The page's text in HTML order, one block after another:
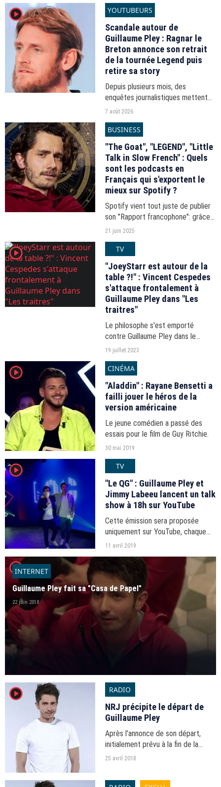
player2 YOUTUBEURS
Scandale autour de
Guillaume Pley : Ragnar le
Breton annonce son retrait
de la tournée Legend puis
retire sa story
Depuis plusieurs mois, des
enquêtes journalistiques mettent
en lumière les dérives du projet
Guillaume Pley.
7 août 2026
BUSINESS
"The Goat", "LEGEND", "Little
Talk in Slow French" : Quels
sont les podcasts en
Français qui s'exportent le
mieux sur Spotify ?
Spotify vient tout juste de publier
son "Rapport francophone": grâce à
l'analyse de ses données, la
révéler quels sont les artistes et
21 juin 2025
player2 TV
"JoeyStarr est autour de la
table ?!" : Vincent Cespedes
s'attaque frontalement à
Guillaume Pley dans "Les
traitres"
Le philosophe s'est emporté
contre Guillaume Pley dans le
divertissement de M6.
19 juillet 2023
player2 CINÉMA
"Aladdin" : Rayane Bensetti a
failli jouer le héros de la
version américaine
Le jeune comédien a passé des
essais pour le film de Guy Ritchie.
30 mai 2019
player2 TV
"Le QG" : Guillaume Pley et
Jimmy Labeeu lancent un talk
show à 18h sur YouTube
Cette émission sera proposée
uniquement sur YouTube, chaque
jeudi.
11 avril 2019
player2INTERNET
Guillaume Pley fait sa "Casa de Papel"
22 juin 2018
player2 RADIO
NRJ précipite le départ de
Guillaume Pley
Après l'annonce de son départ,
initialement prévu à la fin de la
saison, la station a repris la main en
25 avril 2018